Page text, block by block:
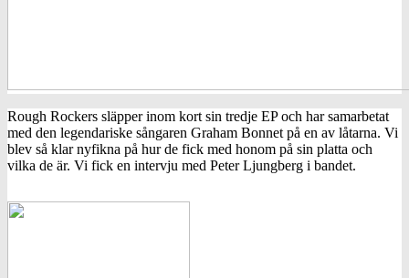
Rough Rockers släpper inom kort sin tredje EP och har samarbetat
med den legendariske sångaren Graham Bonnet på en av låtarna. Vi
blev så klar nyfikna på hur de fick med honom på sin platta och
vilka de är. Vi fick en intervju med Peter Ljungberg i bandet.